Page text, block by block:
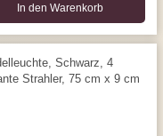
In den Warenkorb
Schwarz, 4
Strahler, 75 cm x 9 cm